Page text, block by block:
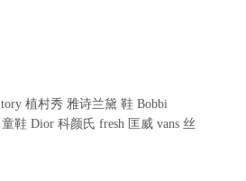
tory 植村秀 雅诗兰黛 鞋 Bobbi
童鞋 Dior 科颜氏 fresh 匡威 vans 丝